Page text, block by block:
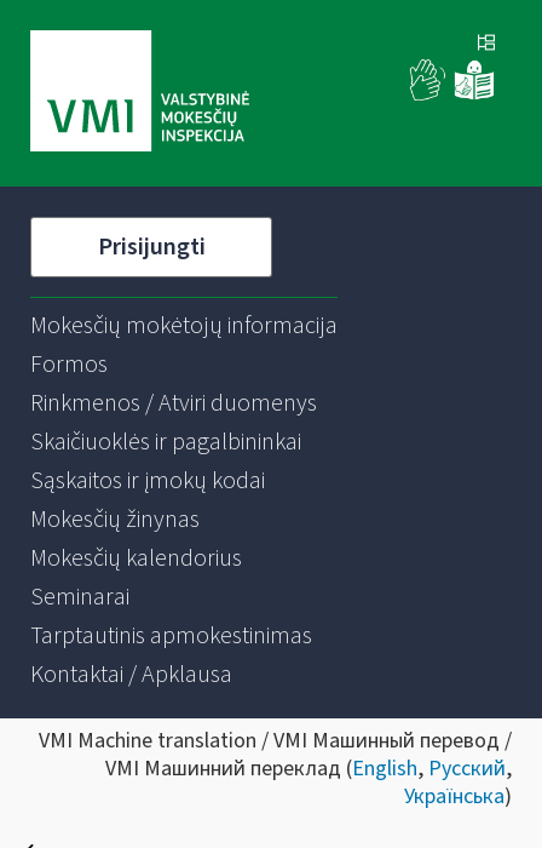
Prisijungti
Mokesčių mokėtojų informacija
Formos
Rinkmenos / Atviri duomenys
Skaičiuoklės ir pagalbininkai
Sąskaitos ir įmokų kodai
Mokesčių žinynas
Mokesčių kalendorius
Seminarai
Tarptautinis apmokestinimas
Kontaktai / Apklausa
VMI Machine translation / VMI Машинный перевод /
VMI Машинний переклад (English, Русский,
Українська)